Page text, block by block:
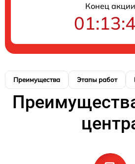
Конец акции
Преимущества Этапы работ